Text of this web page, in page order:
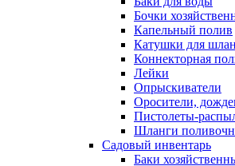
Бочки
Капельный полив
Катушки для
Коннекторная
Лейки
Опрыскиватели
Оросители,
Пистолеты-
Шланги
Садовый инвентарь
Баки